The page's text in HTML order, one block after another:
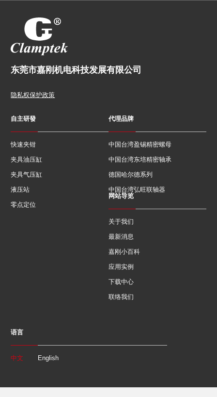
东莞市嘉刚机电科技发展有限公司
隐私权保护政策
自主研發
快速夹钳
夹具油压缸
夹具气压缸
液压站
零点定位
代理品牌
中国台湾盈锡精密螺母
中国台湾东培精密轴承
德国哈尔德系列
中国台湾弘旺联轴器
网站导览
关于我们
最新消息
嘉刚小百科
应用实例
下载中心
联络我们
语言
中文 English